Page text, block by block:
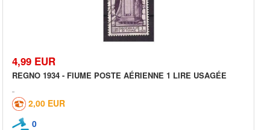
4,99 EUR
REGNO 1934 - FIUME POSTE AÉRIENNE 1 LIRE USAGÉE
2,00 EUR
0